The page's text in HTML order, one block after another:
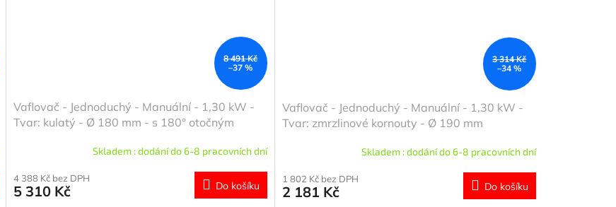
8 491 Kč
–37 %
Vaflovač - Jednoduchý - Manuální - 1,30 kW -
Tvar: kulatý - Ø 180 mm - s 180° otočným
teflonovým povrchemSkladem : dodání do 6-8 pracovních dní
4 388 Kč bez DPH
5 310 Kč Do košíku
3 314 Kč
–34 %
Vaflovač - Jednoduchý - Manuální - 1,30 kW -
Tvar: zmrzlinové kornouty - Ø 190 mm
Skladem : dodání do 6-8 pracovních dní
1 802 Kč bez DPH
2 181 Kč Do košíku